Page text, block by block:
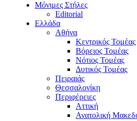
Μόνιμες Στήλες
Editorial
Ελλάδα
Αθήνα
Κεντρικός Τομέας
Βόρειος Τομέας
Νότιος Τομέας
Δυτικός Τομέας
Πειραιάς
Θεσσαλονίκη
Περιφέρειες
Αττική
Ανατολική